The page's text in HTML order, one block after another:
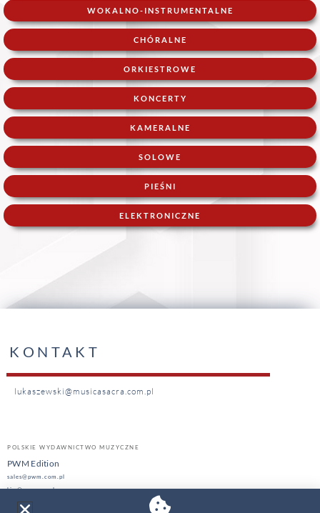
WOKALNO-INSTRUMENTALNE
CHÓRALNE
ORKIESTROWE
KONCERTY
KAMERALNE
SOLOWE
PIEŚNI
ELEKTRONICZNE
KONTAKT
lukaszewski@musicasacra.com.pl
POLSKIE WYDAWNICTWO MUZYCZNE
PWM Edition
sales@pwm.com.pl
hire@pwm.com.pl